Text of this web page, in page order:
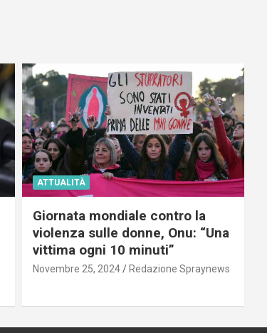
ATTUALITÀ
Giornata mondiale contro la
violenza sulle donne, Onu: “Una
vittima ogni 10 minuti”
Novembre 25, 2024 Redazione Spraynews